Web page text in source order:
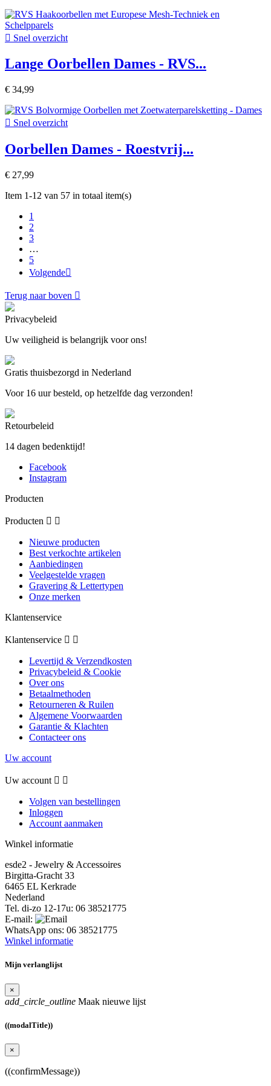
 Snel overzicht
Lange Oorbellen Dames - RVS...
€ 34,99
 Snel overzicht
Oorbellen Dames - Roestvrij...
€ 27,99
Item 1-12 van 57 in totaal item(s)
1
2
3
…
5
Volgende
Terug naar boven 
Privacybeleid
Uw veiligheid is belangrijk voor ons!
Gratis thuisbezorgd in Nederland
Voor 16 uur besteld, op hetzelfde dag verzonden!
Retourbeleid
14 dagen bedenktijd!
Facebook
Instagram
Producten
Producten  
Nieuwe producten
Best verkochte artikelen
Aanbiedingen
Veelgestelde vragen
Gravering & Lettertypen
Onze merken
Klantenservice
Klantenservice  
Levertijd & Verzendkosten
Privacybeleid & Cookie
Over ons
Betaalmethoden
Retourneren & Ruilen
Algemene Voorwaarden
Garantie & Klachten
Contacteer ons
Uw account
Uw account  
Volgen van bestellingen
Inloggen
Account aanmaken
Winkel informatie
esde2 - Jewelry & Accessoires
Birgitta-Gracht 33
6465 EL Kerkrade
Nederland
Tel. di-zo 12-17u: 06 38521775
E-mail:
WhatsApp ons: 06 38521775
Winkel informatie
Mijn verlanglijst
×
add_circle_outline Maak nieuwe lijst
((modalTitle))
×
((confirmMessage))